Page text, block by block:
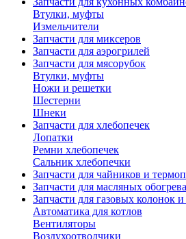
Втулки, муфты
Измельчители
Запчасти для миксеров
Запчасти для аэрогрилей
Запчасти для мясорубок
Втулки, муфты
Ножи и решетки
Шестерни
Шнеки
Запчасти для хлебопечек
Лопатки
Ремни хлебопечек
Сальник хлебопечки
Запчасти для чайников и
Запчасти для масляных
Запчасти для газовых колонок и
Автоматика для котлов
Вентиляторы
Воздухоотводчики